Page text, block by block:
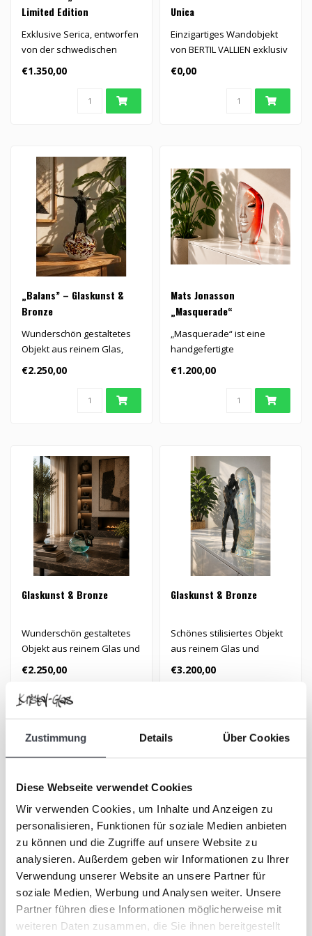
Zustimmung Details Über Cookies
Diese Webseite verwendet Cookies
Wir verwenden Cookies, um Inhalte und Anzeigen zu
personalisieren, Funktionen für soziale Medien anbieten
zu können und die Zugriffe auf unsere Website zu
analysieren. Außerdem geben wir Informationen zu Ihrer
Verwendung unserer Website an unsere Partner für
soziale Medien, Werbung und Analysen weiter. Unsere
Partner führen diese Informationen möglicherweise mit
weiteren Daten zusammen, die Sie ihnen bereitgestellt
Limited Edition
Exklusive Serica, entworfen
von der schwedischen
Designerin Gunilla von
Werder...
€1.350,00
Unica
Einzigartiges Wandobjekt
von BERTIL VALLIEN exklusiv
für Kosta Boda..
€0,00
„Balans” – Glaskunst &
Bronze
Wunderschön gestaltetes
Objekt aus reinem Glas,
Bronze und Blattgold...
€2.250,00
Mats Jonasson
„Masquerade“
„Masquerade“ ist eine
handgefertigte
Kristallskulptur von Mats
Jonasson mit ..
€1.200,00
Glaskunst & Bronze
Wunderschön gestaltetes
Objekt aus reinem Glas und
Bronze.
€2.250,00
Glaskunst & Bronze
Schönes stilisiertes Objekt
aus reinem Glas und
Bronze
€3.200,00
Kosta Boda Bertil Vallien
Unica „Marker“
Einzigartiges Wandobjekt
Kjell Engman: „Dame mit
dem Regenschirm”, Kosta
Boda
Eine stolze Frau in einem